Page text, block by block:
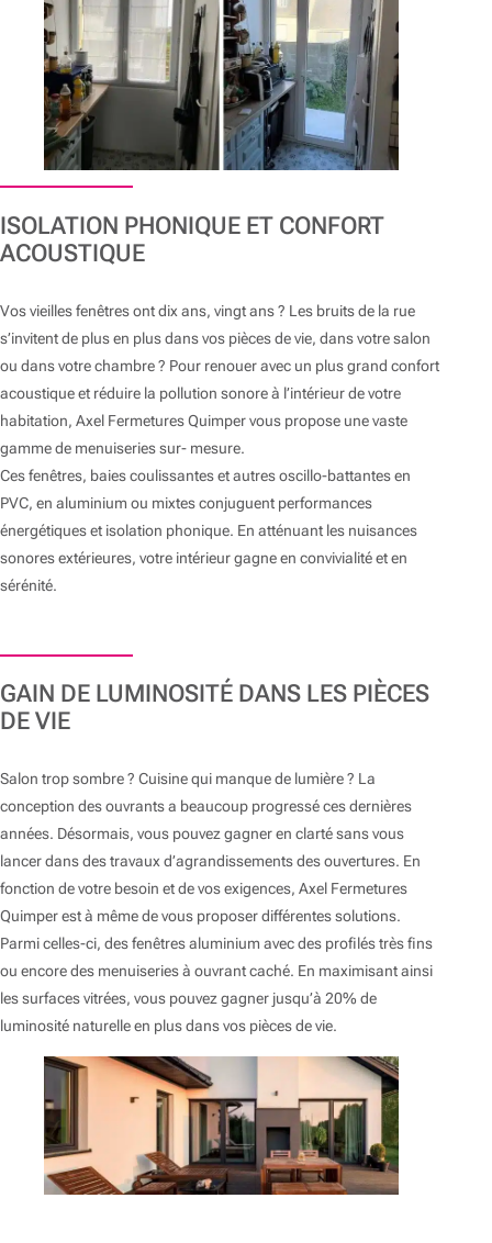
ISOLATION PHONIQUE ET CONFORT
ACOUSTIQUE
Vos vieilles fenêtres ont dix ans, vingt ans ? Les bruits de la rue
s’invitent de plus en plus dans vos pièces de vie, dans votre salon
ou dans votre chambre ? Pour renouer avec un plus grand confort
acoustique et réduire la pollution sonore à l’intérieur de votre
habitation, Axel Fermetures Quimper vous propose une vaste
gamme de menuiseries sur- mesure.
Ces fenêtres, baies coulissantes et autres oscillo-battantes en
PVC, en aluminium ou mixtes conjuguent performances
énergétiques et isolation phonique. En atténuant les nuisances
sonores extérieures, votre intérieur gagne en convivialité et en
sérénité.
GAIN DE LUMINOSITÉ DANS LES PIÈCES
DE VIE
Salon trop sombre ? Cuisine qui manque de lumière ? La
conception des ouvrants a beaucoup progressé ces dernières
années. Désormais, vous pouvez gagner en clarté sans vous
lancer dans des travaux d’agrandissements des ouvertures. En
fonction de votre besoin et de vos exigences, Axel Fermetures
Quimper est à même de vous proposer différentes solutions.
Parmi celles-ci, des fenêtres aluminium avec des profilés très fins
ou encore des menuiseries à ouvrant caché. En maximisant ainsi
les surfaces vitrées, vous pouvez gagner jusqu’à 20% de
luminosité naturelle en plus dans vos pièces de vie.